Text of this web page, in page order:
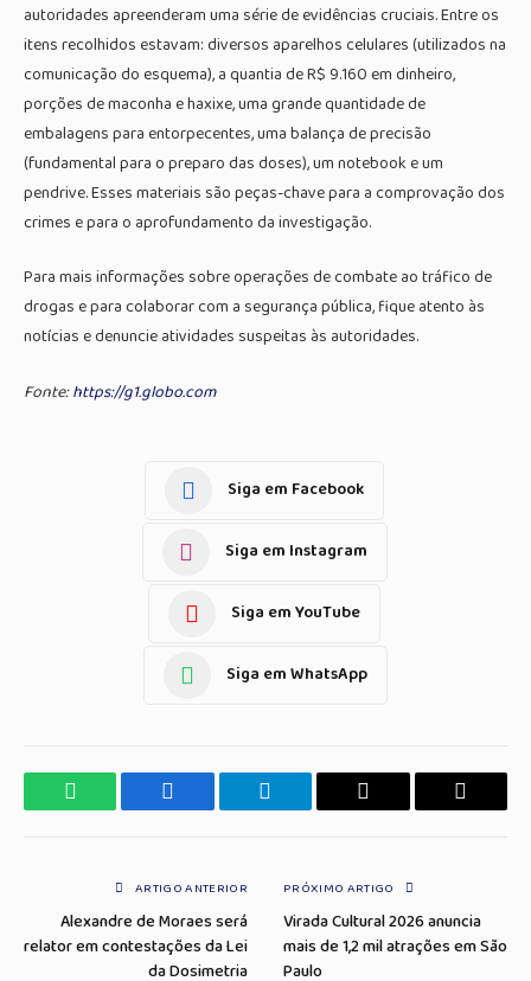
autoridades apreenderam uma série de evidências cruciais. Entre os
itens recolhidos estavam: diversos aparelhos celulares (utilizados na
comunicação do esquema), a quantia de R$ 9.160 em dinheiro,
porções de maconha e haxixe, uma grande quantidade de
embalagens para entorpecentes, uma balança de precisão
(fundamental para o preparo das doses), um notebook e um
pendrive. Esses materiais são peças-chave para a comprovação dos
crimes e para o aprofundamento da investigação.
Para mais informações sobre operações de combate ao tráfico de
drogas e para colaborar com a segurança pública, fique atento às
notícias e denuncie atividades suspeitas às autoridades.
Fonte:https://g1.globo.com
Siga em Facebook
Siga em Instagram
Siga em YouTube
Siga em WhatsApp
WhatsApp Facebook Telegrama Copiar
E-
ARTIGO ANTERIOR
Alexandre de Moraes será
relator em contestações da Lei
da Dosimetria
PRÓXIMO ARTIGO
Virada Cultural 2026 anuncia
mais de 1,2 mil atrações em São
Paulo